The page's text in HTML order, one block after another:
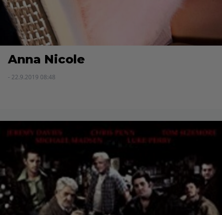
Anna Nicole
- 22.9.2019 08:48